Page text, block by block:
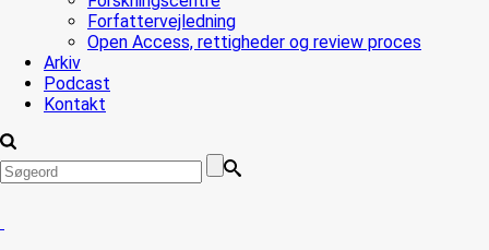
Forfattervejledning
Open Access, rettigheder og review proces
Arkiv
Podcast
Kontakt